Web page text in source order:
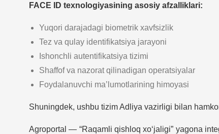
FACE ID texnologiyasining asosiy afzalliklari:
Yuqori darajadagi biometrik xavfsizlik
Tez va qulay identifikatsiya jarayoni
Ishonchli autentifikatsiya tizimi
Shaffof va nazorat qilinadigan operatsiyalar
Foydalanuvchi ma’lumotlarining himoyasi
Shuningdek, ushbu tizim Adliya vazirligi bilan
Agroportal — “Raqamli qishloq xo‘jaligi” yagona